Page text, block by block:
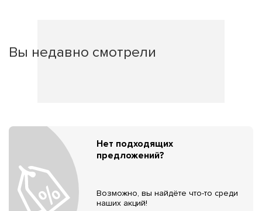
Вы недавно смотрели
Нет подходящих
предложений?
Возможно, вы найдёте что-то среди
наших акций!